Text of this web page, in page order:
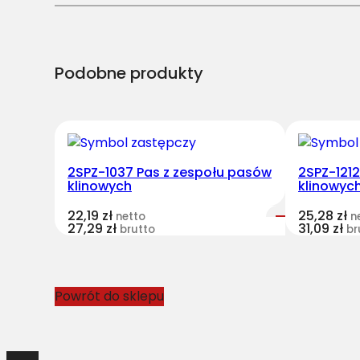
Podobne produkty
2SPZ-1037 Pas z zespołu pasów
klinowych
22,19 zł netto
27,29 zł brutto
2SPZ-
25,28 zł
31,09 zł
Powrót do sklepu